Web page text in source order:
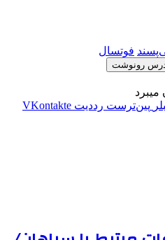
فوتسال
رونوشت
‫پین‌ترست ‫رددیت ‫VKontakte